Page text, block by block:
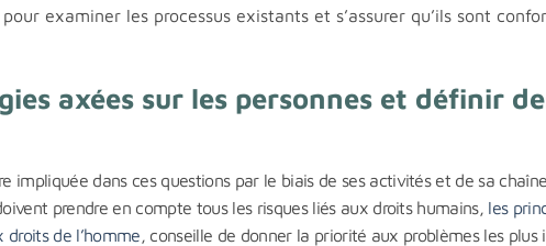
examiner les processus existants et s’assurer qu’ils sont
axées sur les personnes et définir
impliquée dans ces questions par le biais de ses activités et de sa
prendre en compte tous les risques liés aux droits humains, les
de l’homme, conseille de donner la priorité aux problèmes les plus